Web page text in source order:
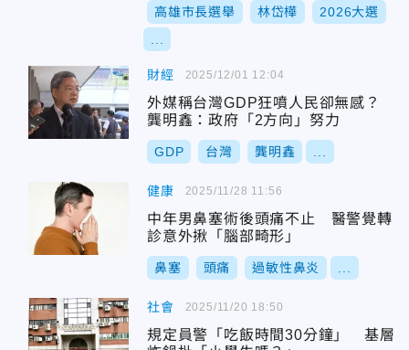
高雄市長選舉 林岱樺 2026大選
財經
外媒稱台灣GDP狂噴人民卻無感？
龔明鑫：政府「2方向」努力
GDP 台灣 龔明鑫
2025/12/01 12:04
健康
中年男鼻塞術後頭痛不止 醫警覺轉
診意外揪「腦部畸形」
鼻塞 頭痛 過敏性鼻炎
2025/11/28 11:56
社會
規定員警「吃飯時間30分鐘」 基層
2025/11/20 18:50